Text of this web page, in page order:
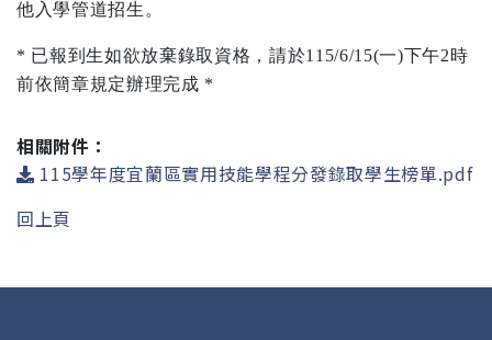
他入學管道招生。
* 已報到生如欲放棄錄取資格，請於115/6/15(一)下午2時
前依簡章規定辦理完成 *
相關附件：
115學年度宜蘭區實用技能學程分發錄取學生榜單.pdf
回上頁